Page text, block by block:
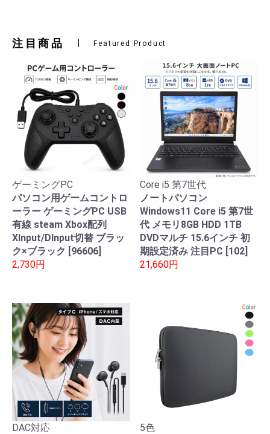
注目商品 Featured Product
ゲーミングPC
パソコン用ゲームコントロ
ーラー ゲーミングPC USB
有線 steam Xbox配列
XInput/DInput切替 ブラッ
ク×ブラック [96606]
2,730円
Core i5 第7世代
ノートパソコン
Windows11 Core i5 第7世
代 メモリ8GB HDD 1TB
DVDマルチ 15.6インチ 初
期設定済み 注目PC [102]
21,660円
DAC対応
5色